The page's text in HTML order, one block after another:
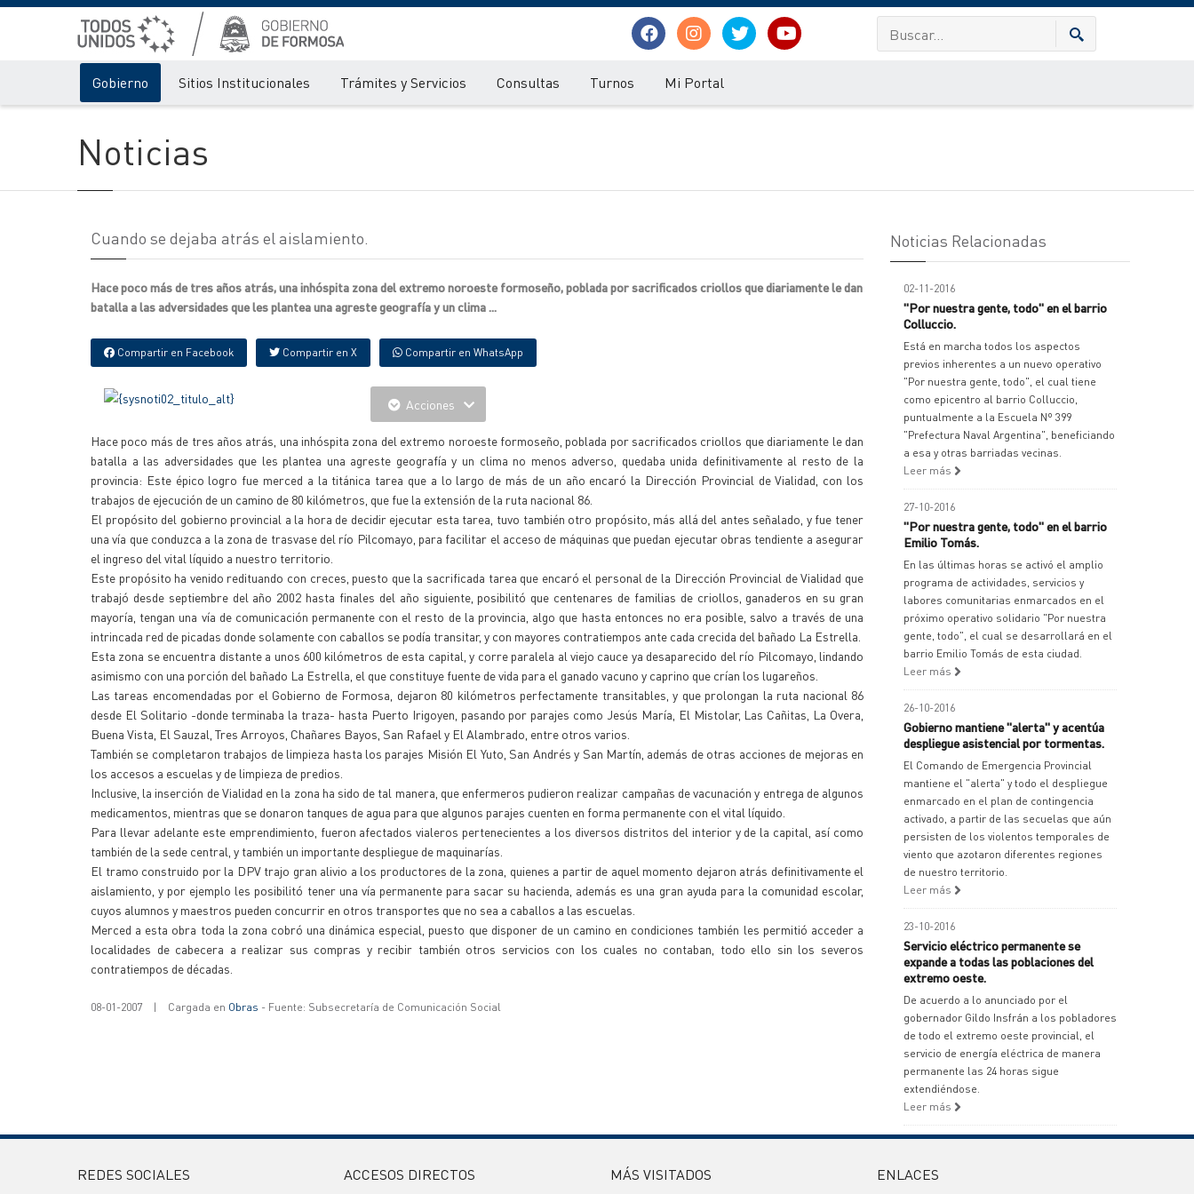
Gobierno Sitios Institucionales Trámites y Servicios Consultas Turnos Mi Portal
Noticias
Cuando se dejaba atrás el aislamiento.
Hace poco más de tres años atrás, una inhóspita zona del extremo noroeste formoseño, poblada por sacrificados criollos que diariamente le dan
batalla a las adversidades que les plantea una agreste geografía y un clima ...
Compartir en Facebook Compartir en X Compartir en WhatsApp
Acciones
Hace poco más de tres años atrás, una inhóspita zona del extremo noroeste formoseño, poblada por sacrificados criollos que diariamente le dan
batalla a las adversidades que les plantea una agreste geografía y un clima no menos adverso, quedaba unida definitivamente al resto de la
provincia: Este épico logro fue merced a la titánica tarea que a lo largo de más de un año encaró la Dirección Provincial de Vialidad, con los
trabajos de ejecución de un camino de 80 kilómetros, que fue la extensión de la ruta nacional 86.
El propósito del gobierno provincial a la hora de decidir ejecutar esta tarea, tuvo también otro propósito, más allá del antes señalado, y fue tener
una vía que conduzca a la zona de trasvase del río Pilcomayo, para facilitar el acceso de máquinas que puedan ejecutar obras tendiente a asegurar
el ingreso del vital líquido a nuestro territorio.
Este propósito ha venido redituando con creces, puesto que la sacrificada tarea que encaró el personal de la Dirección Provincial de Vialidad que
trabajó desde septiembre del año 2002 hasta finales del año siguiente, posibilitó que centenares de familias de criollos, ganaderos en su gran
mayoría, tengan una vía de comunicación permanente con el resto de la provincia, algo que hasta entonces no era posible, salvo a través de una
intrincada red de picadas donde solamente con caballos se podía transitar, y con mayores contratiempos ante cada crecida del bañado La Estrella.
Esta zona se encuentra distante a unos 600 kilómetros de esta capital, y corre paralela al viejo cauce ya desaparecido del río Pilcomayo, lindando
asimismo con una porción del bañado La Estrella, el que constituye fuente de vida para el ganado vacuno y caprino que crían los lugareños.
Las tareas encomendadas por el Gobierno de Formosa, dejaron 80 kilómetros perfectamente transitables, y que prolongan la ruta nacional 86
desde El Solitario -donde terminaba la traza- hasta Puerto Irigoyen, pasando por parajes como Jesús María, El Mistolar, Las Cañitas, La Overa,
Buena Vista, El Sauzal, Tres Arroyos, Chañares Bayos, San Rafael y El Alambrado, entre otros varios.
También se completaron trabajos de limpieza hasta los parajes Misión El Yuto, San Andrés y San Martín, además de otras acciones de mejoras en
los accesos a escuelas y de limpieza de predios.
Inclusive, la inserción de Vialidad en la zona ha sido de tal manera, que enfermeros pudieron realizar campañas de vacunación y entrega de algunos
medicamentos, mientras que se donaron tanques de agua para que algunos parajes cuenten en forma permanente con el vital líquido.
Para llevar adelante este emprendimiento, fueron afectados vialeros pertenecientes a los diversos distritos del interior y de la capital, así como
también de la sede central, y también un importante despliegue de maquinarías.
El tramo construido por la DPV trajo gran alivio a los productores de la zona, quienes a partir de aquel momento dejaron atrás definitivamente el
aislamiento, y por ejemplo les posibilitó tener una vía permanente para sacar su hacienda, además es una gran ayuda para la comunidad escolar,
cuyos alumnos y maestros pueden concurrir en otros transportes que no sea a caballos a las escuelas.
Merced a esta obra toda la zona cobró una dinámica especial, puesto que disponer de un camino en condiciones también les permitió acceder a
localidades de cabecera a realizar sus compras y recibir también otros servicios con los cuales no contaban, todo ello sin los severos
contratiempos de décadas.
08-01-2007 | Cargada en Obras - Fuente: Subsecretaría de Comunicación Social
Noticias Relacionadas
02-11-2016
"Por nuestra gente, todo" en el barrio
Colluccio.
Está en marcha todos los aspectos
previos inherentes a un nuevo operativo
"Por nuestra gente, todo", el cual tiene
como epicentro al barrio Colluccio,
puntualmente a la Escuela Nº 399
"Prefectura Naval Argentina", beneficiando
a esa y otras barriadas vecinas.
Leer más
27-10-2016
"Por nuestra gente, todo" en el barrio
Emilio Tomás.
En las últimas horas se activó el amplio
programa de actividades, servicios y
labores comunitarias enmarcados en el
próximo operativo solidario "Por nuestra
gente, todo", el cual se desarrollará en el
barrio Emilio Tomás de esta ciudad.
Leer más
26-10-2016
Gobierno mantiene "alerta" y acentúa
despliegue asistencial por tormentas.
El Comando de Emergencia Provincial
mantiene el "alerta" y todo el despliegue
enmarcado en el plan de contingencia
activado, a partir de las secuelas que aún
persisten de los violentos temporales de
viento que azotaron diferentes regiones
de nuestro territorio.
Leer más
23-10-2016
Servicio eléctrico permanente se
expande a todas las poblaciones del
extremo oeste.
De acuerdo a lo anunciado por el
gobernador Gildo Insfrán a los pobladores
de todo el extremo oeste provincial, el
servicio de energía eléctrica de manera
permanente las 24 horas sigue
extendiéndose.
Leer más
REDES SOCIALES ACCESOS DIRECTOS MÁS VISITADOS ENLACES